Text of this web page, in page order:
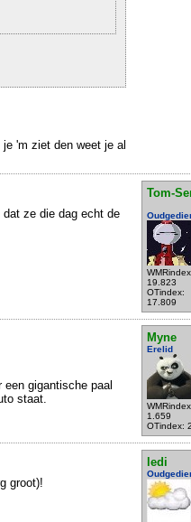
je 'm ziet den weet je al
Tom-
19.823
OTindex:
17.809
ze die dag echt de
Myne
Erelid
1.659
OTindex:
gigantische paal
staat.
ledi
groot)!